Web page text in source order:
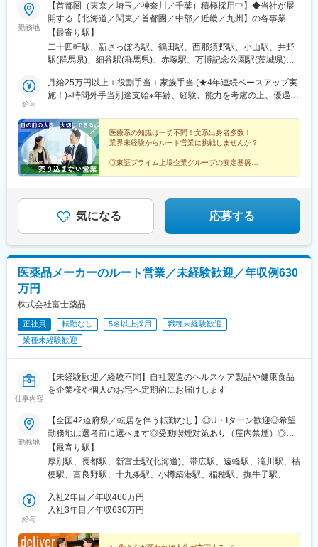
いく予定です。
■組織構成：
・当社には現在81名の従業員が在籍しており、信頼性保証部品質
管理課では12名（男女構成比2:1/20代～60代）、品質保証課では
す。
大昭製薬株式会社では、原料から混合・製剤・包装・発送までを
一貫して行っています。
「高品質で安全性の高い製品づくり」のために、出荷前の品質確
認だけでなく、原薬受け入れ時、造粒後など製造工程の各所で品
質チェックを行い、最終製品が高品質となるよう、各工程の管理
変更の範囲：会社の定める業務
勤務地
【首都圏（東京／埼玉／神奈川／千葉）積極採用中】◆当社が展
開する【北海道／関東／首都圏／中部／近畿／九州】の各事業所
へご希望を考慮した上で配属となります。【北海道】北海道【関
東】栃木／群馬／茨城／長野／山梨／新潟【首都圏】東京／埼玉
／神奈川／千葉★積極採用エリア【中部】静岡／愛知／三重／岐
／長崎／熊本／大分／宮崎／鹿児島各事業所の詳細については、
弊社HPよりご確認ください※「企業情報」→「拠点」よりご確認
の就労はありません)
【最寄り駅】
二十四軒駅、新さっぽろ駅、鶴田駅、西那須野駅、小山駅、井野
駅(群馬県)、細谷駅(群馬県)、赤塚駅、万博記念公園駅(茨城県)、
駅、寺尾駅、宮内駅(新潟県)、直江津駅、小川町駅(東京都)、江戸
川橋駅、竹ノ塚駅、小村井駅、井荻駅、志村三丁目駅、学芸大学
台駅(東京都)、北戸田駅、南越谷駅、久喜駅、加茂宮駅、新座駅、
航空公園駅、南古谷駅、ソシオ流通センター駅、三ツ沢上町駅、
並木中央駅、踊場駅、江田駅(神奈川県)、元住吉駅、原当麻駅、社
家駅、藤沢本町駅、井細田駅、県立大学駅、平塚駅、千葉寺駅、
佐倉駅、旭駅(千葉県)、木更津駅、館山駅、茂原駅、東船橋駅、小
駅、掛川市役所前駅、焼津駅、黒川駅(愛知県)、小本駅(愛知県)、
奥町駅、赤池駅(愛知県)、西岡崎駅、牛久保駅、住吉町駅、竹下
駅、西舞鶴駅、天神橋筋六丁目駅、玉出駅、久宝寺駅、茨木駅、
門真市駅、交野市駅、鳳駅、青木駅、総合運動公園駅、武庫之荘
帯解駅、耳成駅、日前宮駅、紀伊新庄駅、新宮駅、尾鷲駅、高茶
屋駅、中川原駅、四十九駅、手力駅、東大垣駅、小泉駅、高山
駅、琴似駅(札幌市営)、淡路町駅、新桜台駅、新越谷駅、東宮原
駅、幸浦駅、緑町駅、堀ノ内駅、蘇我駅、清水駅(愛知県)、烏森
(鹿児島県)
給与
月給25万円以上＋役割手当＋家族手当 (★4年連続ベースアップ実
施！)※時間外手当別途支給※年齢、経験、能力を考慮の上、優遇し
医療系の知識は一切不問！文系出身者多数！
業界未経験からルート営業に挑戦しませんか？
◎東証プライム上場企業グループの安定基盤
気になる 応募する
医薬品メーカーのルート営業／未経験歓迎／年収例630
万円
株式会社富士薬品
正社員 転勤なし 5名以上採用
職種未経験歓迎
業種未経験歓迎
仕事内容
【未経験歓迎／経験不問】自社製造のヘルスケア製品や健康食品
を企業様や個人のお宅へ定期的にお届けします
勤務地
【全国42道府県／転居を伴う転勤なし】◎U・Iターン歓迎◎希望
勤務地は選考前に選べます◎受動喫煙対策あり（屋内禁煙）◎オ
ンライン面接実施中■北海道・東北北海道／青森／岩手／秋田／山
形／福島■関東茨城／栃木／群馬／神奈川／埼玉／千葉■北陸・甲
信越新潟／富山／石川／福井／長野／山梨■東海静岡／愛知／三重
広島／島根／岡山／山口／徳島／愛媛／香川■九州・沖縄福岡／大
分／宮崎／鹿児島／熊本／長崎／沖縄＜オンライン面接実施中＞
岡県静岡県島田市道悦3-14-2三島営業所：静岡県田方郡函南町肥
【最寄り駅】
厚別駅、長都駅、新富士駅(北海道)、帯広駅、遠軽駅、滝川駅、桔
梗駅、富良野駅、十九条駅、小樽築港駅、稲穂駅、撫牛子駅、羽
鹿島神宮駅、大宝駅、土浦駅、後台駅、黒磯駅、上今市駅、渋川
駅、太田駅(群馬県)、大森台駅、青堀駅、南与野駅、武蔵高萩駅、
駅、砺波駅、片原町駅(富山県)、速星駅、春江駅、水落駅、しんざ
給与
入社2年目／年収460万円
入社3年目／年収630万円